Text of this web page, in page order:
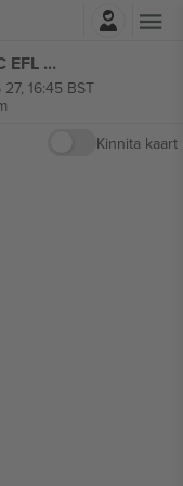
Luton Town FC vs Mansfield Town FC EFL League One piletid
16:45 BST
Kinnita kaart